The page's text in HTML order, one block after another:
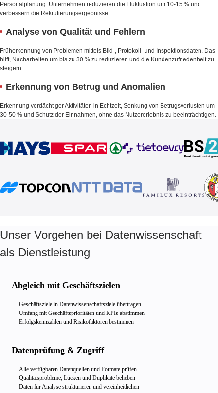
Personalplanung. Unternehmen reduzieren die Fluktuation um 10-15 % und
verbessern die Rekrutierungsergebnisse.
Analyse von Qualität und Fehlern
Früherkennung von Problemen mittels Bild-, Protokoll- und Inspektionsdaten. Das
hilft, Nacharbeiten um bis zu 30 % zu reduzieren und die Kundenzufriedenheit zu
steigern.
Erkennung von Betrug und Anomalien
Erkennung verdächtiger Aktivitäten in Echtzeit, Senkung von Betrugsverlusten um
30-50 % und Schutz der Einnahmen, ohne das Nutzererlebnis zu beeinträchtigen.
Unser Vorgehen bei Datenwissenschaft
als Dienstleistung
Abgleich mit Geschäftszielen
Geschäftsziele in Datenwissenschaftsziele übertragen
Umfang mit Geschäftsprioritäten und KPIs abstimmen
Erfolgskennzahlen und Risikofaktoren bestimmen
Datenprüfung & Zugriff
Alle verfügbaren Datenquellen und Formate prüfen
Qualitätsprobleme, Lücken und Duplikate beheben
Daten für Analyse strukturieren und vereinheitlichen